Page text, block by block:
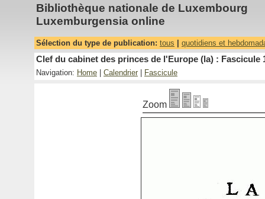
Bibliothèque nationale de Luxembourg
Luxemburgensia online
Sélection du type de publication: tous quotidiens et
Clef du cabinet des princes de l'Europe (la) : Fascicule
Navigation: Home Calendrier Fascicule
Zoom